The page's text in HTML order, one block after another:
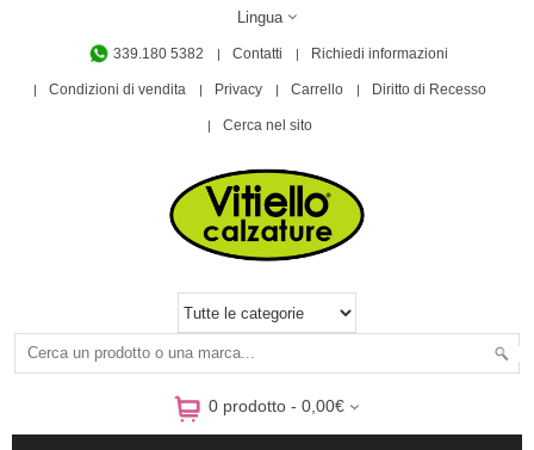
Lingua
339.180 5382 Contatti Richiedi informazioni
Condizioni di vendita Privacy Carrello Diritto di Recesso
Cerca nel sito
0 prodotto - 0,00€